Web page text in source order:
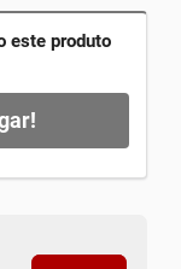
este produto